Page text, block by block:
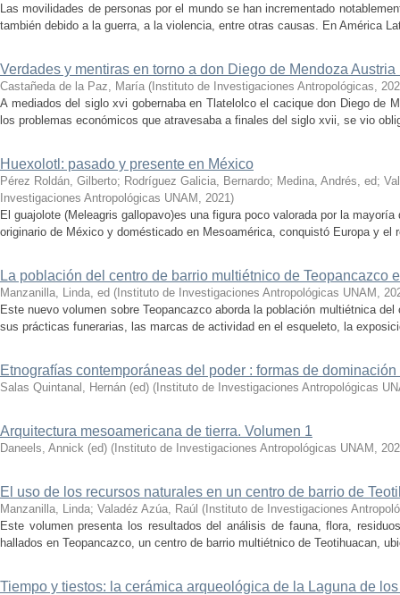
Las movilidades de personas por el mundo se han incrementado
también debido a la guerra, a la violencia, entre otras causas. En América
Verdades y mentiras en torno a don Diego de Mendoza Austria
Castañeda de la Paz, María ( Instituto de Investigaciones Antropológicas,
A mediados del siglo xvi gobernaba en Tlatelolco el cacique don Diego de
los problemas económicos que atra­ve­sa­ba ­a ­finales ­del ­siglo xvii, se vio
Huexolotl: pasado y presente en México
Pérez Roldán, Gilberto; Rodríguez Galicia, Bernardo; Medina, Andrés, ed;
Investigaciones Antropológicas UNAM , 2021)
El guajolote (Meleagris gallopavo)es una figura poco valorada por la
originario de México y domésticado en Mesoamérica, conquistó Europa y el
La población del centro de barrio multiétnico de Teopancazco
Manzanilla, Linda, ed ( Instituto de Investigaciones Antropológicas UNAM ,
Este nuevo volumen sobre Teopancazco aborda la población multiétnica
sus prácticas funerarias, las marcas de actividad en el esqueleto, la
Etnografías contemporáneas del poder : formas de
Salas Quintanal, Hernán (ed) ( Instituto de Investigaciones Antropológicas
Arquitectura mesoamericana de tierra. Volumen 1
Daneels, Annick (ed) ( Instituto de Investigaciones Antropológicas UNAM ,
El uso de los recursos naturales en un centro de barrio de
Manzanilla, Linda; Valadéz Azúa, Raúl ( Instituto de Investigaciones
Este volumen presenta los resultados del análisis de fauna, flora,
hallados en Teopancazco, un centro de barrio multiétnico de Teotihuacan,
Tiempo y tiestos: la cerámica arqueológica de la Laguna de